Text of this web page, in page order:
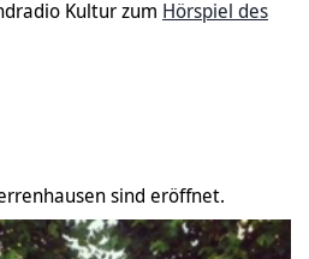
Kultur zum Hörspiel des
sind eröffnet.